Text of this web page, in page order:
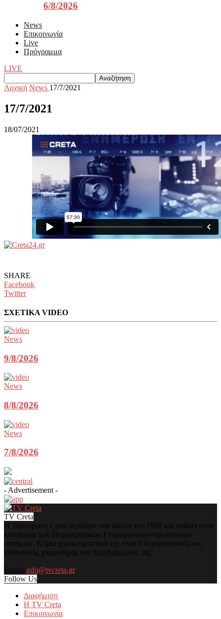
6/8/2026
News
Επικοινωνία
Live
Πρόγραμμα
LIVE
Αρχική News 17/7/2021
17/7/2021
18/07/2021
SHARE
Facebook
Twitter
ΣΧΕΤΙΚΑ VIDEO
News
9/8/2026
News
8/8/2026
News
7/8/2026
- Advertisement -
TV Creta
Η Τηλεόραση Creta ιδρύθηκε τον Ιούνιο του 1992 και ανήκει στην
κατηγορία των Περιφερειακών Ενημερωτικών τηλεοπτικών
σταθμών. Κύρια χαρακτηριστικά της είναι ο περιφερειακός και
κοινωνικός χαρακτήρας του προγράμματος της.
Email: info@tvcreta.gr
Follow Us
Διαφήμιση
Η TV Creta
Επικοινωνία